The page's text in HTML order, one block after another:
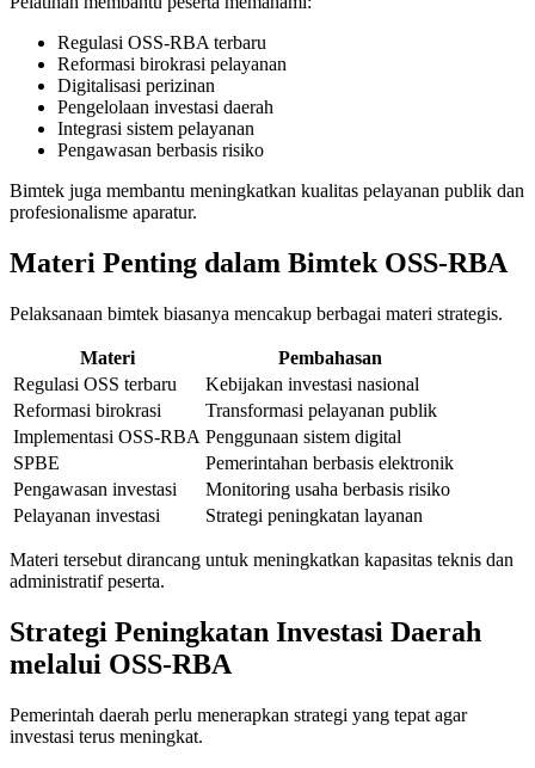
Regulasi OSS-RBA terbaru
Reformasi birokrasi pelayanan
Digitalisasi perizinan
Pengelolaan investasi daerah
Integrasi sistem pelayanan
Pengawasan berbasis risiko
Bimtek juga membantu meningkatkan kualitas pelayanan publik dan
profesionalisme aparatur.
Materi Penting dalam Bimtek OSS-RBA
Pelaksanaan bimtek biasanya mencakup berbagai materi strategis.
Materi
Pembahasan
Regulasi OSS terbaru
Kebijakan investasi nasional
Reformasi birokrasi
Transformasi pelayanan publik
Implementasi OSS-RBA Penggunaan sistem digital
SPBE
Pemerintahan berbasis elektronik
Pengawasan investasi
Monitoring usaha berbasis risiko
Pelayanan investasi
Strategi peningkatan layanan
Materi tersebut dirancang untuk meningkatkan kapasitas teknis dan
administratif peserta.
Strategi Peningkatan Investasi Daerah
melalui OSS-RBA
Pemerintah daerah perlu menerapkan strategi yang tepat agar
investasi terus meningkat.